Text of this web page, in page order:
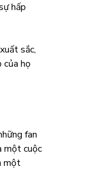
hấp
sắc,
của họ
fan
một cuộc
một